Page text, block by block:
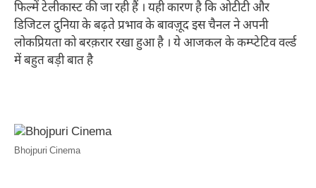
फिल्में टेलीकास्ट की जा रही हैं । यही कारण है कि ओटीटी और
डिजिटल दुनिया के बढ़ते प्रभाव के बावज़ूद इस चैनल ने अपनी
लोकप्रियता को बरक़रार रखा हुआ है । ये आजकल के कम्प्टेटिव वर्ल्ड
में बहुत बड़ी बात है
Bhojpuri Cinema